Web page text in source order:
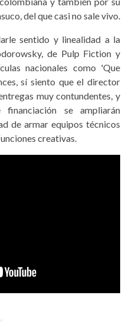
del que casi no sale vivo.
sentido y linealidad a la
de Pulp Fiction y
nacionales como 'Que
sí siento que el director
muy contundentes, y
se ampliarán
de armar equipos técnicos
creativas.